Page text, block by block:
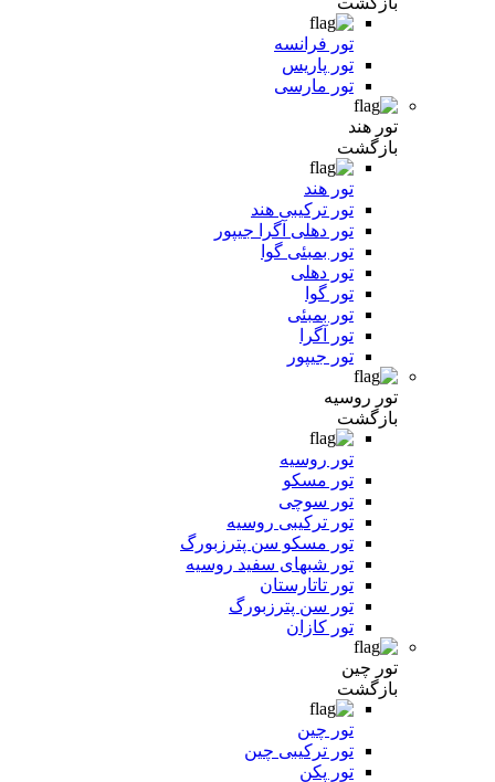
تور فرانسه
تور پاریس
تور مارسی
تور هند
بازگشت
تور هند
تور ترکیبی هند
تور دهلی آگرا جیپور
تور بمبئی گوا
تور دهلی
تور گوا
تور بمبئی
تور آگرا
تور جیپور
تور روسیه
بازگشت
تور روسیه
تور مسکو
تور سوچی
تور ترکیبی روسیه
تور مسکو سن پترزبورگ
تور شبهای سفید روسیه
تور تاتارستان
تور سن پترزبورگ
تور کازان
تور چین
بازگشت
تور چین
تور ترکیبی چین
تور پکن